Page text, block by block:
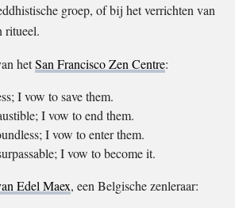
groep, of bij het verrichten van
ritueel.
hetSan Francisco Zen Centre:
I vow to save them.
I vow to end them.
I vow to enter them.
I vow to become it.
Edel Maex, een Belgische zenleraar: